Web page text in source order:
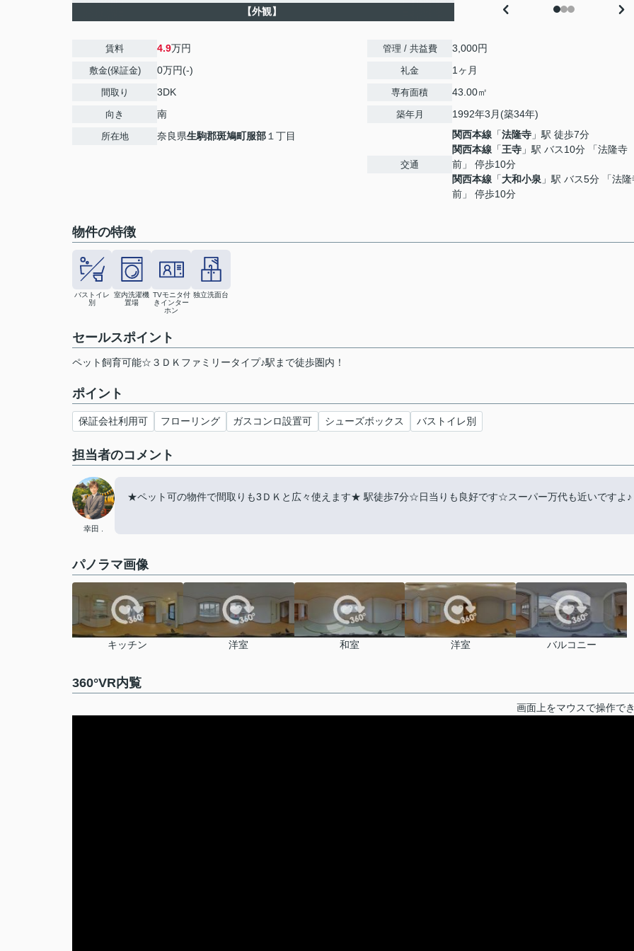
【外観】
賃料 4.9万円
敷金(保証金) 0万円(-)
間取り 3DK
向き 南
所在地 奈良県生駒郡斑鳩町服部 １丁目
管理 / 共益費 3,000円
礼金 1ヶ月
専有面積 43.00㎡
築年月 1992年3月(築34年)
交通
関西本線 「法隆寺 」駅 徒歩7分
関西本線 「王寺 」駅 バス10分 「法隆寺
前」 停歩10分
関西本線 「大和小泉 」駅 バス5分 「法隆
前」 停歩10分
物件の特徴
バストイレ
別
室内洗濯機
置場
TVモニタ付
きインター
ホン
独立洗面台
セールスポイント
ペット飼育可能☆３ＤＫファミリータイプ♪駅まで徒歩圏内！
ポイント
保証会社利用可 フローリング ガスコンロ設置可 シューズボックス バストイレ別
担当者のコメント
幸田 .
★ペット可の物件で間取りも3ＤＫと広々使えます★ 駅徒歩7分☆日当りも良好です☆スーパー万代も近いですよ♪
パノラマ画像
キッチン 洋室 和室 洋室 バルコニー
360°VR内覧
画面上をマウスで操作で